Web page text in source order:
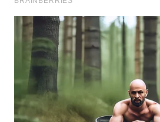
LABUANBAJO
WN
BORNEO
Wahana
Group